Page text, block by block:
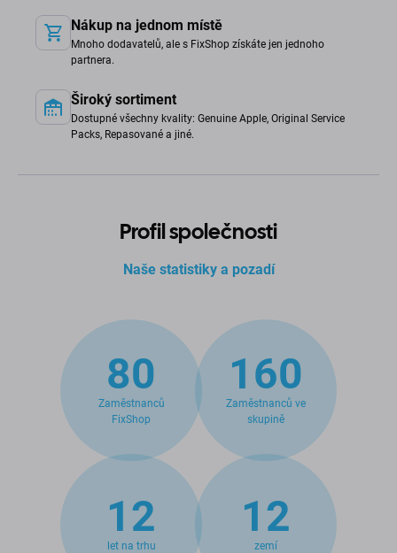
Nákup na jednom místě
Mnoho dodavatelů, ale s FixShop získáte jen jednoho
partnera.
Široký sortiment
Dostupné všechny kvality: Genuine Apple, Original Service
Packs, Repasované a jiné.
Profil společnosti
Naše statistiky a pozadí
80
Zaměstnanců
FixShop
160
Zaměstnanců ve
skupině
12
let na trhu
12
zemí